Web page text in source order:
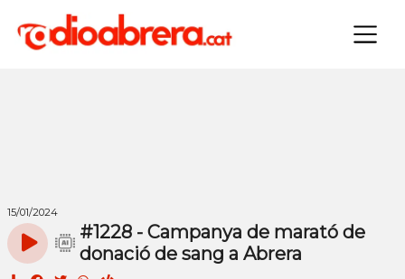
×
15/01/2024
#1228 - Campanya de marató de
donació de sang a Abrera